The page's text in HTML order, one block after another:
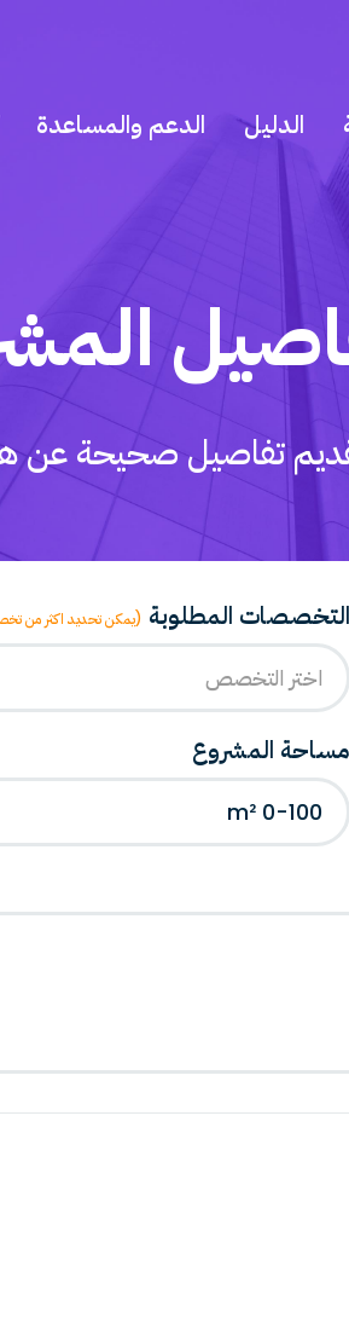
الدليل الدعم والمساعدة
تفاصيل صحيحة عن
التخصصات المطلوبة (يمكن تحديد اكثر من
اختر التخصص
مساحة المشروع
0-100 m²